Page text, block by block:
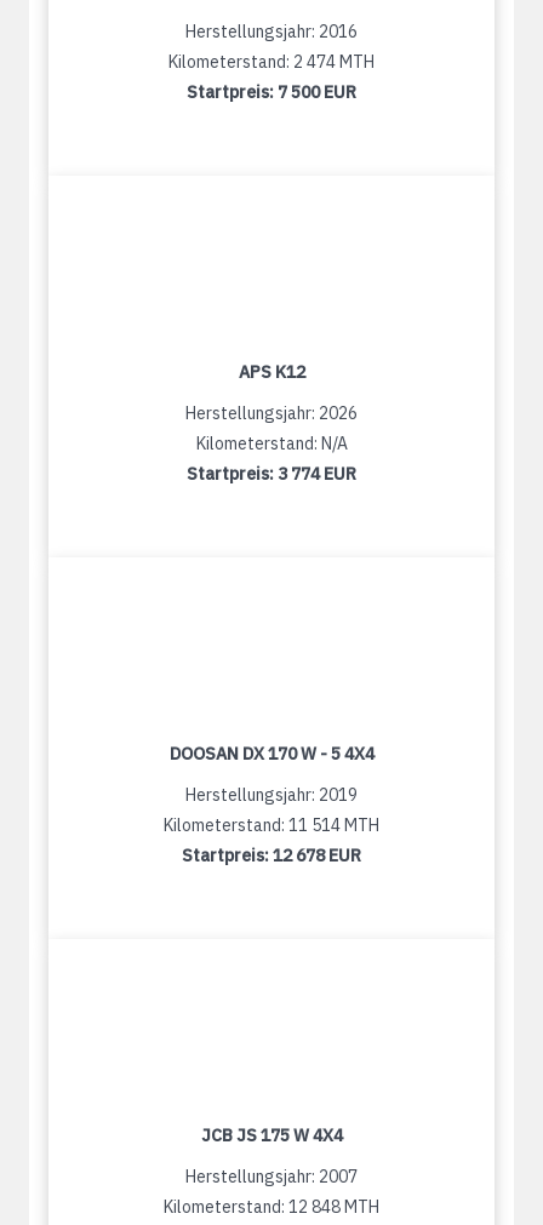
Herstellungsjahr: 2016
Kilometerstand: 2 474 MTH
Startpreis: 7 500 EUR
APS K12
Herstellungsjahr: 2026
Kilometerstand: N/A
Startpreis: 3 774 EUR
DOOSAN DX 170 W - 5 4X4
Herstellungsjahr: 2019
Kilometerstand: 11 514 MTH
Startpreis:12 678 EUR
JCB JS 175 W 4X4
Herstellungsjahr: 2007
Kilometerstand: 12 848 MTH